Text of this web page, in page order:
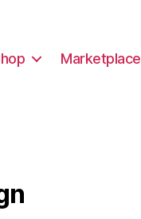
Marketplace